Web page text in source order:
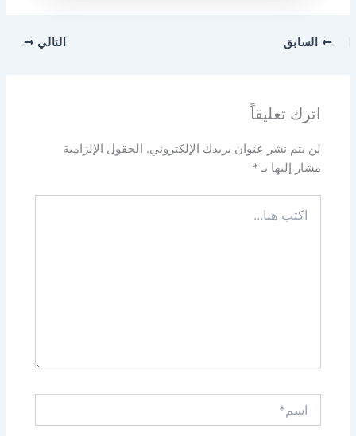
السابق التالي
اترك تعليقاً
لن يتم نشر عنوان بريدك الإلكتروني. الحقول الإلزامية
مشار إليها بـ*
هنا...